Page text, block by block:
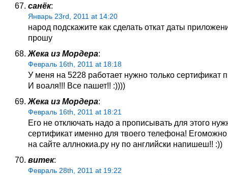
санёк:
Январь 23rd, 2011 at 14:20
народ подскажите как сделать откат даты
прошу
Жека из Мордера:
Февраль 16th, 2011 at 18:18
У меня на 5228 работает нужно только сертификат
И воаля!!! Все пашет!! :))))
Жека из Мордера:
Февраль 16th, 2011 at 18:21
Его не отключать надо а прописывать для этого
сертификат именно для твоего телефона! Егоможно
на сайте аллнокиа.ру ну по английски напишеш!! :))
витек:
Февраль 28th, 2011 at 19:22